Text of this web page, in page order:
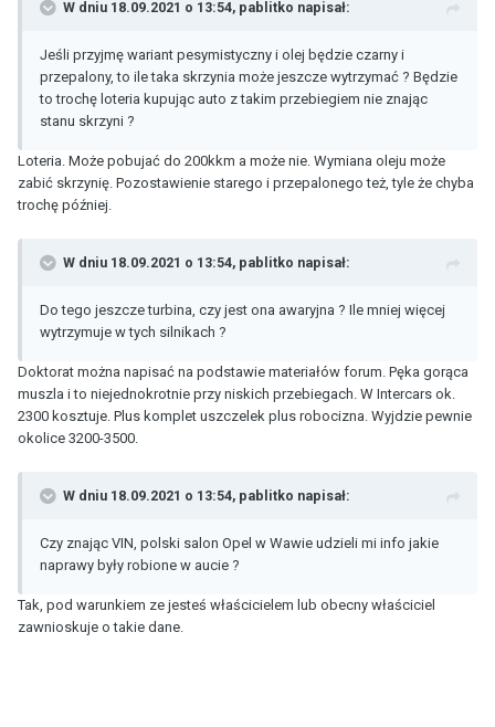
W dniu 18.09.2021 o 13:54, pablitko napisał:
Jeśli przyjmę wariant pesymistyczny i olej będzie czarny i
przepalony, to ile taka skrzynia może jeszcze wytrzymać ? Będzie
to trochę loteria kupując auto z takim przebiegiem nie znając
stanu skrzyni ?
Loteria. Może pobujać do 200kkm a może nie. Wymiana oleju może
zabić skrzynię. Pozostawienie starego i przepalonego też, tyle że chyba
trochę później.
W dniu 18.09.2021 o 13:54, pablitko napisał:
Do tego jeszcze turbina, czy jest ona awaryjna ? Ile mniej więcej
wytrzymuje w tych silnikach ?
Doktorat można napisać na podstawie materiałów forum. Pęka gorąca
muszla i to niejednokrotnie przy niskich przebiegach. W Intercars ok.
2300 kosztuje. Plus komplet uszczelek plus robocizna. Wyjdzie pewnie
okolice 3200-3500.
W dniu 18.09.2021 o 13:54, pablitko napisał:
Czy znając VIN, polski salon Opel w Wawie udzieli mi info jakie
naprawy były robione w aucie ?
Tak, pod warunkiem ze jesteś właścicielem lub obecny właściciel
zawnioskuje o takie dane.